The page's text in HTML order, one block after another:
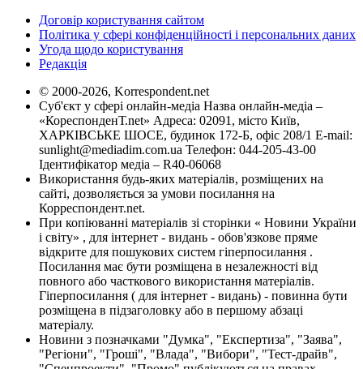
Договір користування сайтом
Політика у сфері конфіденційності і персональних даних
Угода щодо користування
Редакція
© 2000-2026, Korrespondent.net
Суб'єкт у сфері онлайн-медіа Назва онлайн-медіа –
«КореспонденТ.net» Адреса: 02091, місто Київ,
ХАРКІВСЬКЕ ШОСЕ, будинок 172-Б, офіс 208/1 E-mail:
sunlight@mediadim.com.ua Телефон: 044-205-43-00
Ідентифікатор медіа – R40-06068
Використання будь-яких матеріалів, розміщених на
сайті, дозволяється за умови посилання на
Корреспондент.net.
При копіюванні матеріалів зі сторінки « Новини України
і світу» , для інтернет - видань - обов'язкове пряме
відкрите для пошукових систем гіперпосилання .
Посилання має бути розміщена в незалежності від
повного або часткового використання матеріалів.
Гіперпосилання ( для інтернет - видань) - повинна бути
розміщена в підзаголовку або в першому абзаці
матеріалу.
Новини з позначками "Думка", "Експертиза", "Заява",
"Регіони", "Гроші", "Влада", "Вибори", "Тест-драйв",